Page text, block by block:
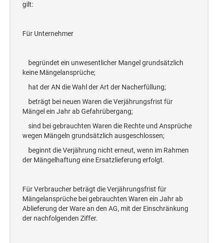
gilt:
Für Unternehmer
begründet ein unwesentlicher Mangel grundsätzlich
keine Mängelansprüche;
hat der AN die Wahl der Art der Nacherfüllung;
beträgt bei neuen Waren die Verjährungsfrist für
Mängel ein Jahr ab Gefahrübergang;
sind bei gebrauchten Waren die Rechte und Ansprüche
wegen Mängeln grundsätzlich ausgeschlossen;
beginnt die Verjährung nicht erneut, wenn im Rahmen
der Mängelhaftung eine Ersatzlieferung erfolgt.
Für Verbraucher beträgt die Verjährungsfrist für
Mängelansprüche bei gebrauchten Waren ein Jahr ab
Ablieferung der Ware an den AG, mit der Einschränkung
der nachfolgenden Ziffer.